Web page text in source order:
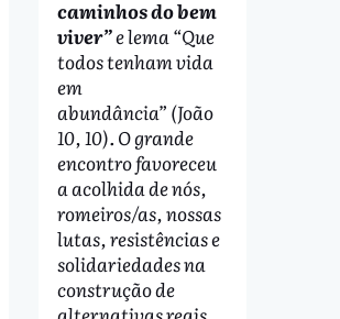
caminhos do bem
viver”e lema “Que
todos tenham vida
em
abundância” (João
10, 10). O grande
encontro favoreceu
a acolhida de nós,
romeiros/as, nossas
lutas, resistências e
solidariedades na
construção de